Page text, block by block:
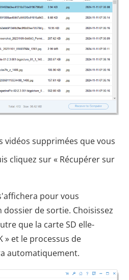
vidéos supprimées que vous
cliquez sur « Récupérer sur
pour vous
de sortie. Choisissez
que la carte SD elle-
» et le processus de
automatiquement.